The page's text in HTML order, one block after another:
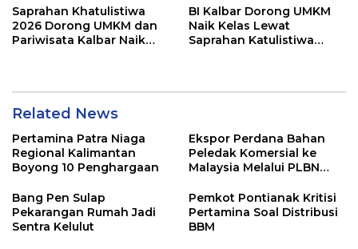
Saprahan Khatulistiwa
2026 Dorong UMKM dan
Pariwisata Kalbar Naik
BI Kalbar Dorong UMKM
Naik Kelas Lewat
Saprahan Katulistiwa
Related News
Pertamina Patra Niaga
Regional Kalimantan
Boyong 10 Penghargaan
Ekspor Perdana Bahan
Peledak Komersial ke
Malaysia Melalui PLBN
Bang Pen Sulap
Pekarangan Rumah Jadi
Sentra Kelulut
Pemkot Pontianak Kritisi
Pertamina Soal Distribusi
BBM